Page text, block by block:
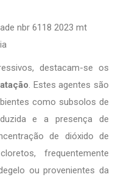
destacam-se os
. Estes agentes são
como subsolos de
e a presença de
de dióxido de
frequentemente
ou provenientes da